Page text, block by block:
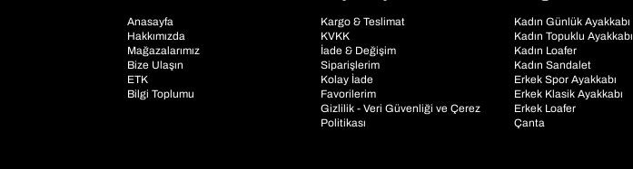
Anasayfa
Hakkımızda
Mağazalarımız
Bize Ulaşın
ETK
Bilgi Toplumu
Kargo & Teslimat
KVKK
İade & Değişim
Siparişlerim
Kolay İade
Favorilerim
Gizlilik - Veri Güvenliği ve Çerez
Politikası
Kadın Günlük Ayakkabı
Kadın Topuklu Ayakkabı
Kadın Loafer
Kadın Sandalet
Erkek Spor Ayakkabı
Erkek Klasik Ayakkabı
Erkek Loafer
Çanta